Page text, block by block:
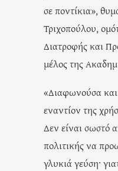
σε ποντίκια»,
Τριχοπούλου,
Διατροφής και
μέλος της
«Διαφωνούσα
εναντίον της
Δεν είναι σωστό
πολιτικής να
γλυκιά γεύση·